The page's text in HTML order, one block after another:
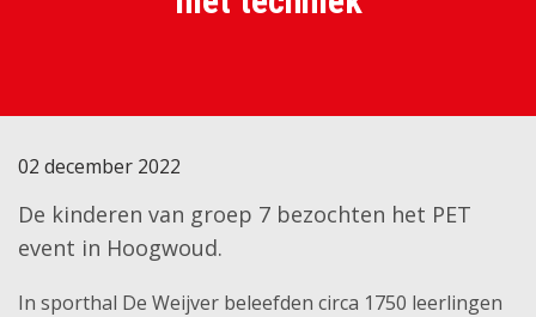
02 december 2022
De kinderen van groep 7 bezochten het PET
event in Hoogwoud.
In sporthal De Weijver beleefden circa 1750 leerlingen